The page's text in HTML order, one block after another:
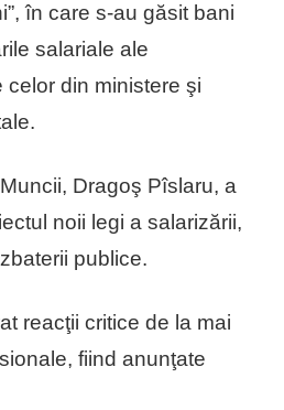
în care s-au găsit bani
salariale ale
celor din ministere şi
Dragoş Pîslaru, a
noii legi a salarizării,
publice.
reacţii critice de la mai
fiind anunţate